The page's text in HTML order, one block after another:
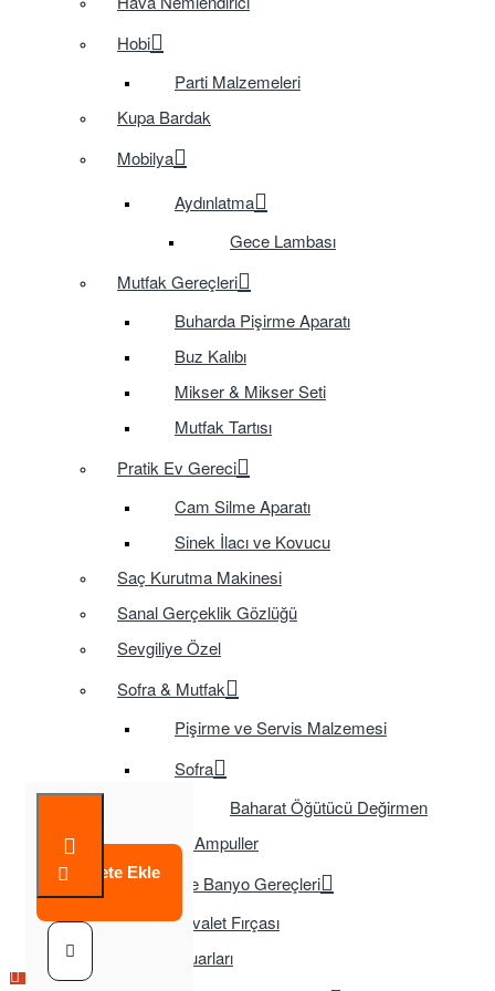
Hobi
Parti Malzemeleri
Kupa Bardak
Mobilya
Aydınlatma
Gece Lambası
Mutfak Gereçleri
Buharda Pişirme Aparatı
Buz Kalıbı
Mikser & Mikser Seti
Mutfak Tartısı
Pratik Ev Gereci
Cam Silme Aparatı
Sinek İlacı ve Kovucu
Saç Kurutma Makinesi
Sanal Gerçeklik Gözlüğü
Sevgiliye Özel
Sofra & Mutfak
Pişirme ve Servis Malzemesi
Sofra
Baharat Öğütücü Değirmen
Tasarruflu Ampuller
Temizlik ve Banyo Gereçleri
Tuvalet Fırçası
TV Aksesuarları
Sepete Ekle
Çok Satılan Ürün
Çok Satılan Ürün